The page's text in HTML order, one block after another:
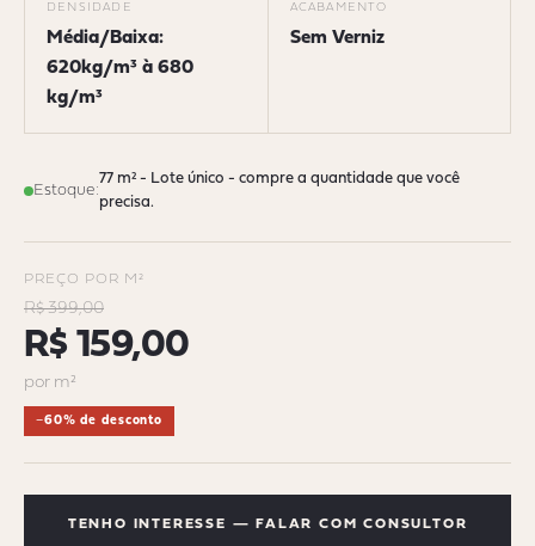
DENSIDADE
Média/Baixa:
620kg/m³ à 680
kg/m³
ACABAMENTO
Sem Verniz
Estoque:
77 m² - Lote único - compre a quantidade que você
precisa.
PREÇO POR M²
R$ 399,00
R$ 159,00
por m²
−60% de desconto
TENHO INTERESSE — FALAR COM CONSULTOR